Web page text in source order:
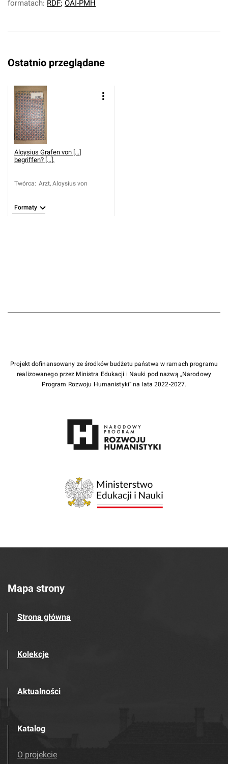
formatach: RDF; OAI-PMH
Ostatnio przeglądane
Aloysius Grafen von [...]
begriffen? [...].
Twórca: Arzt, Aloysius von
Formaty
Projekt dofinansowany ze środków budżetu państwa w ramach programu
realizowanego przez Ministra Edukacji i Nauki pod nazwą „Narodowy
Program Rozwoju Humanistyki” na lata 2022-2027.
Mapa strony
Strona główna
Kolekcje
Aktualności
Katalog
O projekcie